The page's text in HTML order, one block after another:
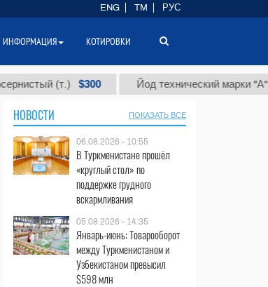
(т.) $300 Йод технический марки "А" (т.)
НОВОСТИ ПОКАЗАТЬ ВСЕ
06.08.2026 - 10:55
В Туркменистане прошёл
«круглый стол» по
поддержке грудного
вскармливания
05.08.2026 - 14:35
Январь-июнь: Товарооборот
между Туркменистаном и
Узбекистаном превысил
$598 млн
ENG TM РУС
ИНФОРМАЦИЯ КОТИРОВКИ